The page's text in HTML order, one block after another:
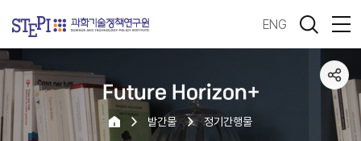
ENG
Future Horizon+
발간물 정기간행물